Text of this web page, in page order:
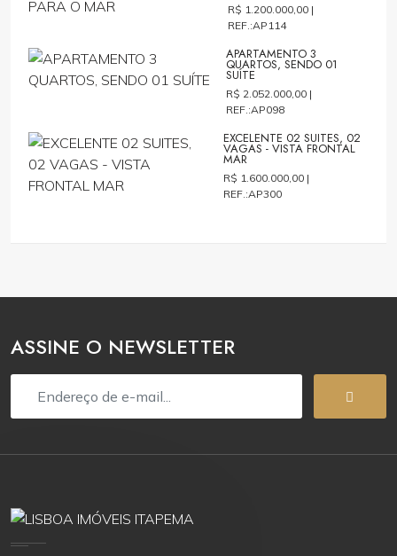
R$ 1.200.000,00 |
REF.:AP114
APARTAMENTO 3
QUARTOS, SENDO 01
SUÍTE
R$ 2.052.000,00 |
REF.:AP098
EXCELENTE 02 SUITES, 02
VAGAS - VISTA FRONTAL
MAR
R$ 1.600.000,00 |
REF.:AP300
ASSINE O NEWSLETTER